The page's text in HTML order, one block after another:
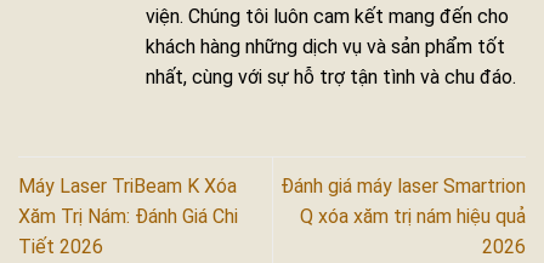
viện. Chúng tôi luôn cam kết mang đến cho
khách hàng những dịch vụ và sản phẩm tốt
nhất, cùng với sự hỗ trợ tận tình và chu đáo.
Máy Laser TriBeam K Xóa
Xăm Trị Nám: Đánh Giá Chi
Tiết 2026
Đánh giá máy laser Smartrion
Q xóa xăm trị nám hiệu quả
2026